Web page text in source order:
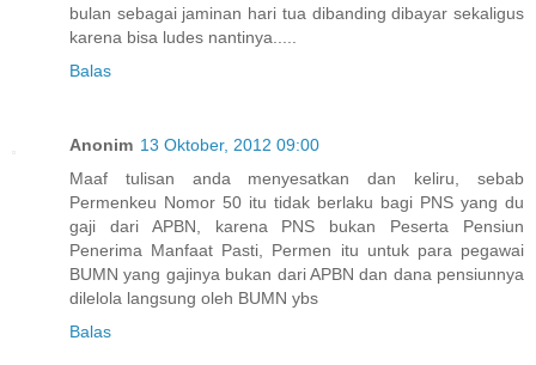
bulan sebagai jaminan hari tua dibanding dibayar sekaligus
karena bisa ludes nantinya.....
Balas
Anonim 13 Oktober, 2012 09:00
Maaf tulisan anda menyesatkan dan keliru, sebab
Permenkeu Nomor 50 itu tidak berlaku bagi PNS yang du
gaji dari APBN, karena PNS bukan Peserta Pensiun
Penerima Manfaat Pasti, Permen itu untuk para pegawai
BUMN yang gajinya bukan dari APBN dan dana pensiunnya
dilelola langsung oleh BUMN ybs
Balas